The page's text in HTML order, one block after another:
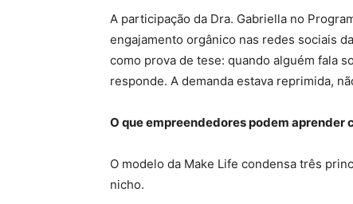
A participação da Dra. Gabriella no
engajamento orgânico nas redes sociais
como prova de tese: quando alguém fala
responde. A demanda estava reprimida,
O que empreendedores podem aprender
O modelo da Make Life condensa três
nicho.